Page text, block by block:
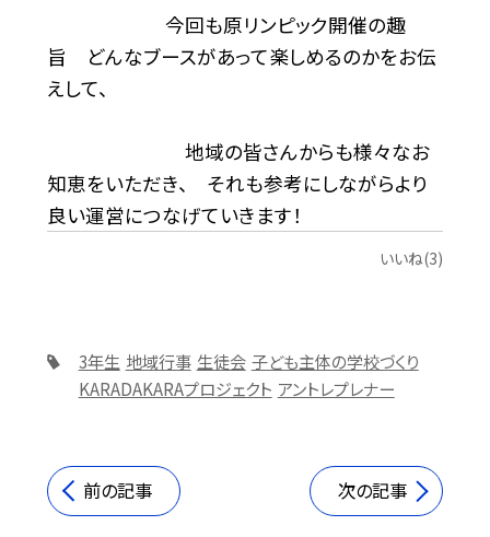
今回も原リンピック開催の趣
旨 どんなブースがあって楽しめるのかをお伝
えして、
地域の皆さんからも様々なお
知恵をいただき、 それも参考にしながらより
良い運営につなげていきます！
いいね(3)
3年生 地域行事 生徒会 子ども主体の学校づくり
KARADAKARAプロジェクト アントレプレナー
前の記事 次の記事